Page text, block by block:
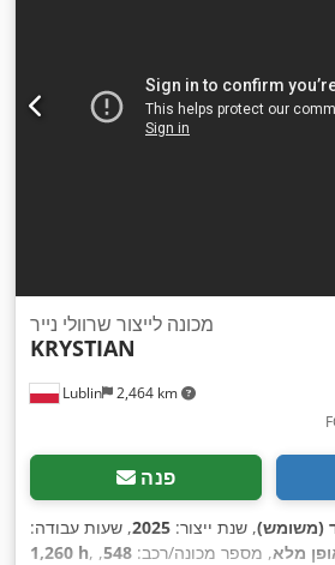
Lublin 2,464 km
מכונה לייצור שרוולי נייר
KRYSTIAN
פנה
(משומש), שנת ייצור: 2025, שעות עבודה:
1,260 h
מלא, מספר מכונה/רכב: 548
,